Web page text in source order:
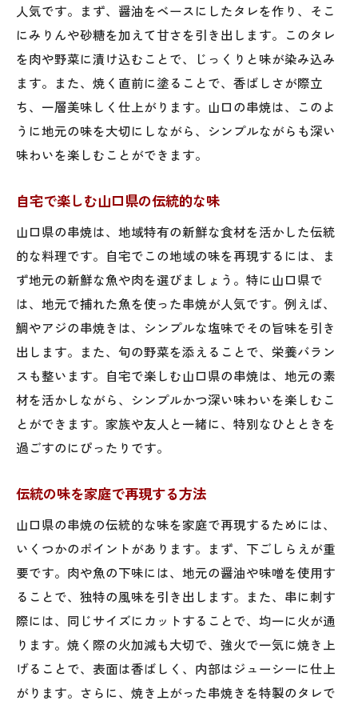
人気です。まず、醤油をベースにしたタレを作り、そこ
にみりんや砂糖を加えて甘さを引き出します。このタレ
を肉や野菜に漬け込むことで、じっくりと味が染み込み
ます。また、焼く直前に塗ることで、香ばしさが際立
ち、一層美味しく仕上がります。山口の串焼は、このよ
うに地元の味を大切にしながら、シンプルながらも深い
味わいを楽しむことができます。
自宅で楽しむ山口県の伝統的な味
山口県の串焼は、地域特有の新鮮な食材を活かした伝統
的な料理です。自宅でこの地域の味を再現するには、ま
ず地元の新鮮な魚や肉を選びましょう。特に山口県で
は、地元で捕れた魚を使った串焼が人気です。例えば、
鯛やアジの串焼きは、シンプルな塩味でその旨味を引き
出します。また、旬の野菜を添えることで、栄養バラン
スも整います。自宅で楽しむ山口県の串焼は、地元の素
材を活かしながら、シンプルかつ深い味わいを楽しむこ
とができます。家族や友人と一緒に、特別なひとときを
過ごすのにぴったりです。
伝統の味を家庭で再現する方法
山口県の串焼の伝統的な味を家庭で再現するためには、
いくつかのポイントがあります。まず、下ごしらえが重
要です。肉や魚の下味には、地元の醤油や味噌を使用す
ることで、独特の風味を引き出します。また、串に刺す
際には、同じサイズにカットすることで、均一に火が通
ります。焼く際の火加減も大切で、強火で一気に焼き上
げることで、表面は香ばしく、内部はジューシーに仕上
がります。さらに、焼き上がった串焼きを特製のタレで